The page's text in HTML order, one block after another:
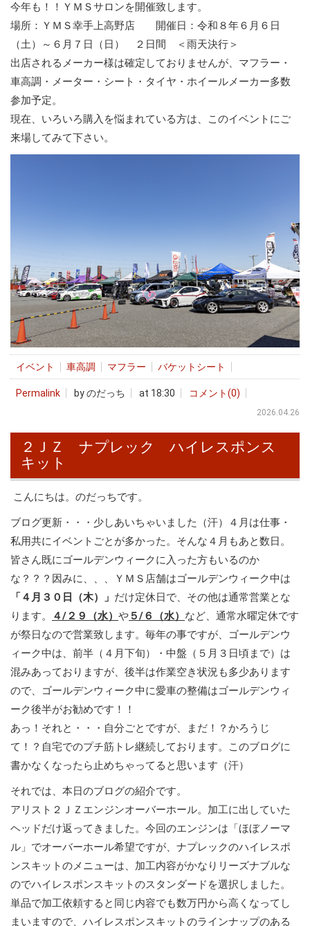
今年も！！ＹＭＳサロンを開催致します。
場所：ＹＭＳ幸手上高野店 開催日：令和８年６月６日
（土）～６月７日（日） ２日間 ＜雨天決行＞
出店されるメーカー様は確定しておりませんが、マフラー・
車高調・メーター・シート・タイヤ・ホイールメーカー多数
参加予定。
現在、いろいろ購入を悩まれている方は、このイベントにご
来場してみて下さい。
イベント 車高調 マフラー バケットシート
Permalink by のだっち at 18:30 コメント(0)
2026.04.26
２ＪＺ ナプレック ハイレスポンス
キット
こんにちは。のだっちです。
ブログ更新・・・少しあいちゃいました（汗）４月は仕事・
私用共にイベントごとが多かった。そんな４月もあと数日。
皆さん既にゴールデンウィークに入った方もいるのか
な？？？因みに、、、ＹＭＳ店舗はゴールデンウィーク中は
「４月３０日（木）」 だけ定休日で、その他は通常営業とな
ります。
４/２９（水） や５/６（水） など、通常水曜定休です
が祭日なので営業致します。毎年の事ですが、ゴールデンウ
ィーク中は、前半（４月下旬）・中盤（５月３日頃まで）は
混みあっておりますが、後半は作業空き状況も多少あります
ので、ゴールデンウィーク中に愛車の整備はゴールデンウィ
ーク後半がお勧めです！！
あっ！それと・・・自分ごとですが、まだ！？かろうじ
て！？自宅でのプチ筋トレ継続しております。このブログに
書かなくなったら止めちゃってると思います（汗）
それでは、本日のブログの紹介です。
アリスト２ＪＺエンジンオーバーホール。加工に出していた
ヘッドだけ返ってきました。今回のエンジンは「ほぼノーマ
ル」でオーバーホール希望ですが、ナプレックのハイレスポ
ンスキットのメニューは、加工内容がかなりリーズナブルな
のでハイレスポンスキットのスタンダードを選択しました。
単品で加工依頼すると同じ内容でも数万円から高くなってし
まいますので、ハイレスポンスキットのラインナップのある